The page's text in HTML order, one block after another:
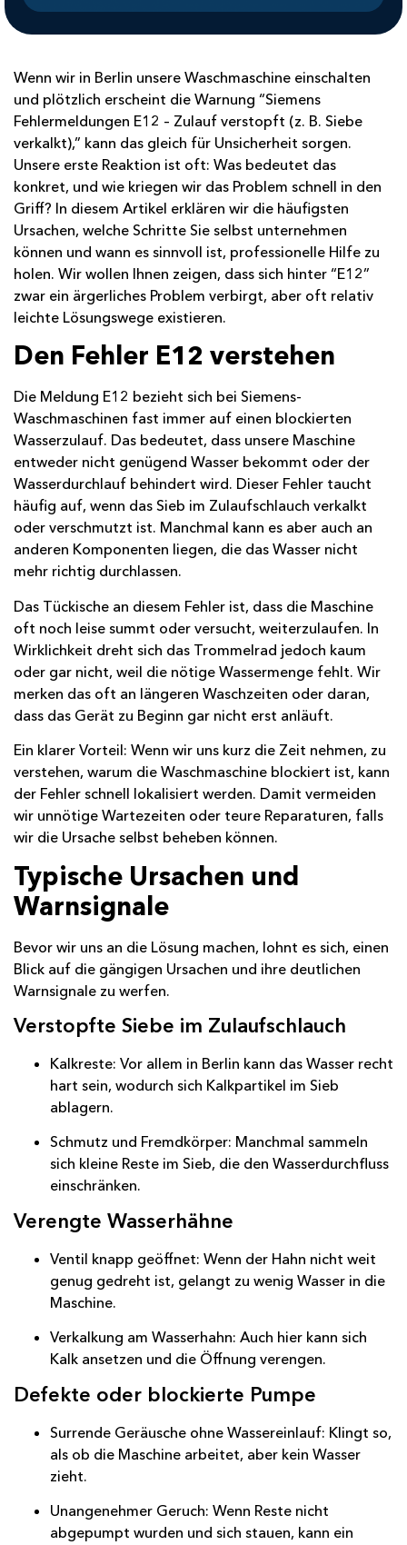
Wenn wir in Berlin unsere Waschmaschine einschalten
und plötzlich erscheint die Warnung “Siemens
Fehlermeldungen E12 – Zulauf verstopft (z. B. Siebe
verkalkt),” kann das gleich für Unsicherheit sorgen.
Unsere erste Reaktion ist oft: Was bedeutet das
konkret, und wie kriegen wir das Problem schnell in den
Griff? In diesem Artikel erklären wir die häufigsten
Ursachen, welche Schritte Sie selbst unternehmen
können und wann es sinnvoll ist, professionelle Hilfe zu
holen. Wir wollen Ihnen zeigen, dass sich hinter “E12”
zwar ein ärgerliches Problem verbirgt, aber oft relativ
leichte Lösungswege existieren.
Den Fehler E12 verstehen
Die Meldung E12 bezieht sich bei Siemens-
Waschmaschinen fast immer auf einen blockierten
Wasserzulauf. Das bedeutet, dass unsere Maschine
entweder nicht genügend Wasser bekommt oder der
Wasserdurchlauf behindert wird. Dieser Fehler taucht
häufig auf, wenn das Sieb im Zulaufschlauch verkalkt
oder verschmutzt ist. Manchmal kann es aber auch an
anderen Komponenten liegen, die das Wasser nicht
mehr richtig durchlassen.
Das Tückische an diesem Fehler ist, dass die Maschine
oft noch leise summt oder versucht, weiterzulaufen. In
Wirklichkeit dreht sich das Trommelrad jedoch kaum
oder gar nicht, weil die nötige Wassermenge fehlt. Wir
merken das oft an längeren Waschzeiten oder daran,
dass das Gerät zu Beginn gar nicht erst anläuft.
Ein klarer Vorteil: Wenn wir uns kurz die Zeit nehmen, zu
verstehen, warum die Waschmaschine blockiert ist, kann
der Fehler schnell lokalisiert werden. Damit vermeiden
wir unnötige Wartezeiten oder teure Reparaturen, falls
wir die Ursache selbst beheben können.
Typische Ursachen und
Warnsignale
Bevor wir uns an die Lösung machen, lohnt es sich, einen
Blick auf die gängigen Ursachen und ihre deutlichen
Warnsignale zu werfen.
Verstopfte Siebe im Zulaufschlauch
Kalkreste: Vor allem in Berlin kann das Wasser recht
hart sein, wodurch sich Kalkpartikel im Sieb
ablagern.
Schmutz und Fremdkörper: Manchmal sammeln
sich kleine Reste im Sieb, die den Wasserdurchfluss
einschränken.
Verengte Wasserhähne
Ventil knapp geöffnet: Wenn der Hahn nicht weit
genug gedreht ist, gelangt zu wenig Wasser in die
Maschine.
Verkalkung am Wasserhahn: Auch hier kann sich
Kalk ansetzen und die Öffnung verengen.
Defekte oder blockierte Pumpe
Surrende Geräusche ohne Wassereinlauf: Klingt so,
als ob die Maschine arbeitet, aber kein Wasser
zieht.
Unangenehmer Geruch: Wenn Reste nicht
abgepumpt wurden und sich stauen, kann ein